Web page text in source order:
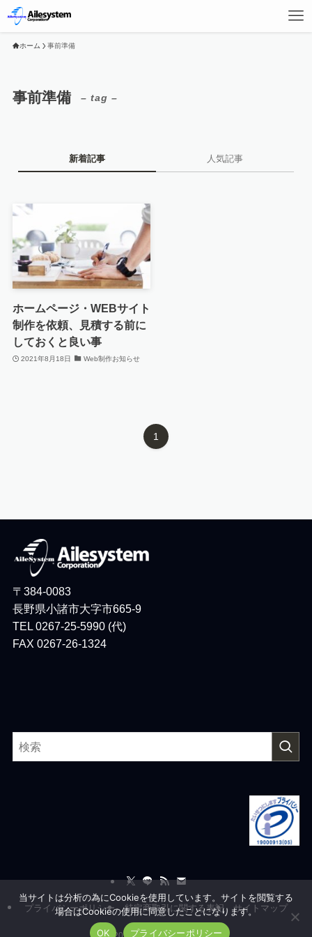
ホーム 事前準備
事前準備 – tag –
新着記事 人気記事
ホームページ・WEBサイト
制作を依頼、見積する前に
しておくと良い事
2021年8月18日 Web制作お知らせ
1
〒384-0083
長野県小諸市大字市665-9
TEL 0267-25-5990 (代)
FAX 0267-26-1324
プライバシーポリシー 特定商取引に関する表記 サイトマップ
当サイトは分析の為にCookieを使用しています。サイトを閲覧する
場合はCookieの使用に同意したことになります。
OK
プライバシーポリシー